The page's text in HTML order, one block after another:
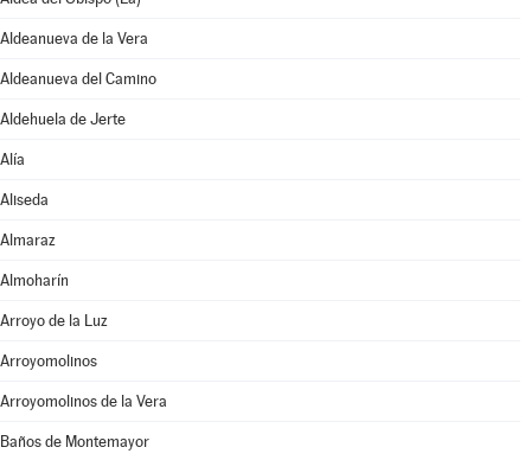
Aldeanueva de la Vera
Aldeanueva del Camino
Aldehuela de Jerte
Alía
Aliseda
Almaraz
Almoharín
Arroyo de la Luz
Arroyomolinos
Arroyomolinos de la Vera
Baños de Montemayor